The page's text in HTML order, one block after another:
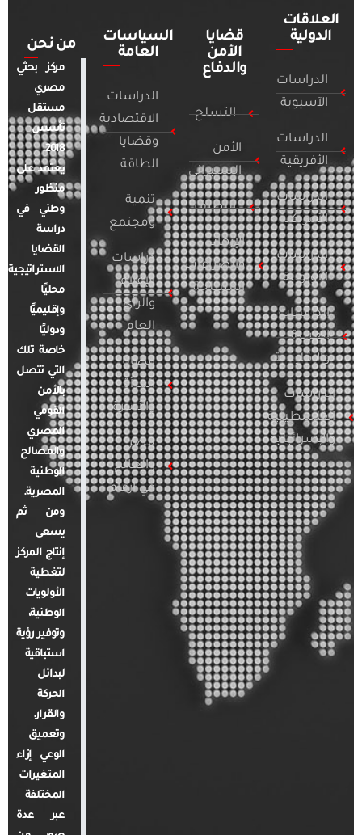
العلاقات
الدولية
الدراسات
الآسيوية
الدراسات
الأفريقية
الدراسات
الأمريكية
الدراسات
الأوروبية
الدراسات
العربية
والإقليمية
الدراسات
الفلسطينية
والإسرائيلية
قضايا
الأمن
والدفاع
التسلح
الأمن
السيبراني
التطرف
الإرهاب
والصراعات
المسلحة
السياسات
العامة
الدراسات
الاقتصادية
وقضايا
الطاقة
تنمية
ومجتمع
دراسات
الإعلام
والرأي
العام
قضايا
المرأة
والأسرة
مصر
والعالم
في أرقام
من نحن
مركز بحثي
مصري
مستقل
تأسس
2018.
يعتمد على
منظور
وطني في
دراسة
القضايا
الاستراتيجية
محليًا
وإقليميًا
ودوليًا
خاصة تلك
التي تتصل
بالأمن
القومي
المصري
والمصالح
الوطنية
المصرية.
ومن ثم
يسعى
إنتاج المركز
لتغطية
الأولويات
الوطنية،
وتوفير رؤية
استباقية
لبدائل
الحركة
والقرار.
وتعميق
الوعي إزاء
المتغيرات
المختلفة
عبر عدة